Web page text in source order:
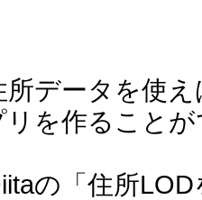
データを使
リを作ること
の「住所